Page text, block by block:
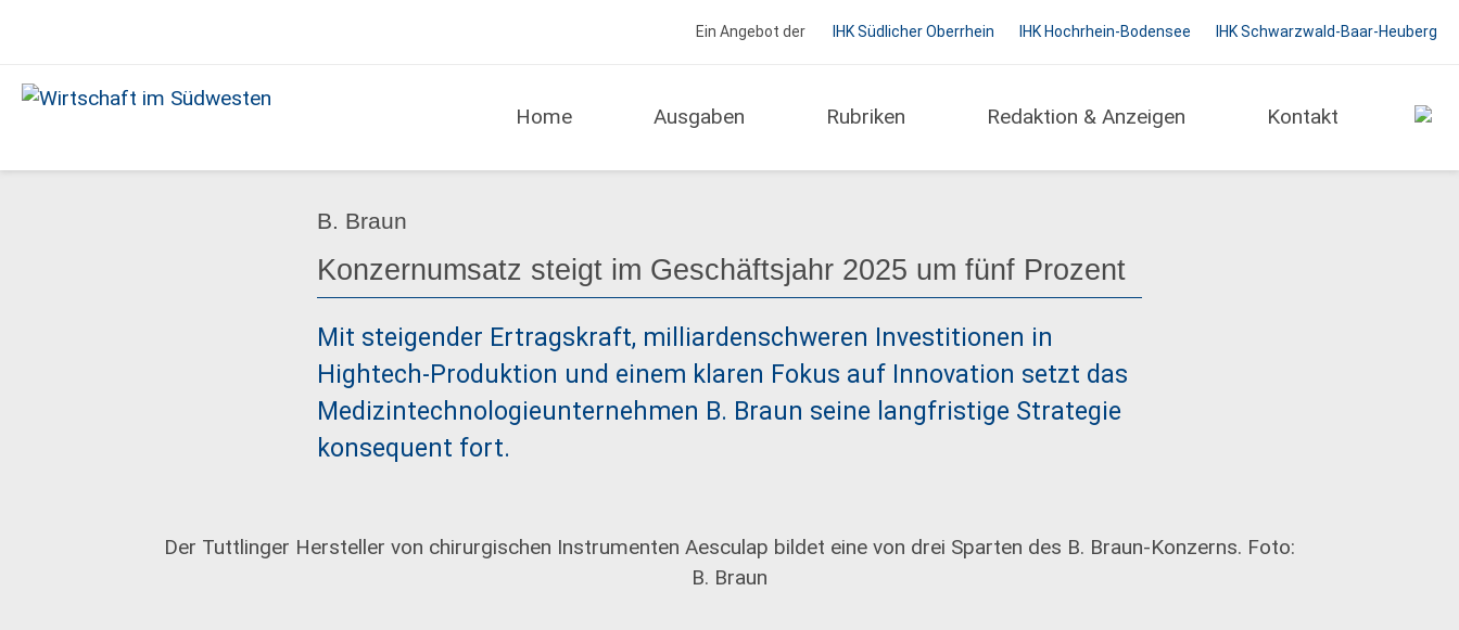
Ein Angebot der IHK Südlicher Oberrhein IHK Hochrhein-Bodensee IHK Schwarzwald-Baar-Heuberg
Home Ausgaben Rubriken Redaktion & Anzeigen Kontakt
Unternehmen
B. Braun
Konzernumsatz steigt im Geschäftsjahr 2025 um fünf Prozent
Mit steigender Ertragskraft, milliardenschweren Investitionen in
Hightech-Produktion und einem klaren Fokus auf Innovation setzt das
Medizintechnologieunternehmen B. Braun seine langfristige Strategie
konsequent fort.
Der Tuttlinger Hersteller von chirurgischen Instrumenten Aesculap bildet eine von drei Sparten des B. Braun-Konzerns. Foto:
B. Braun